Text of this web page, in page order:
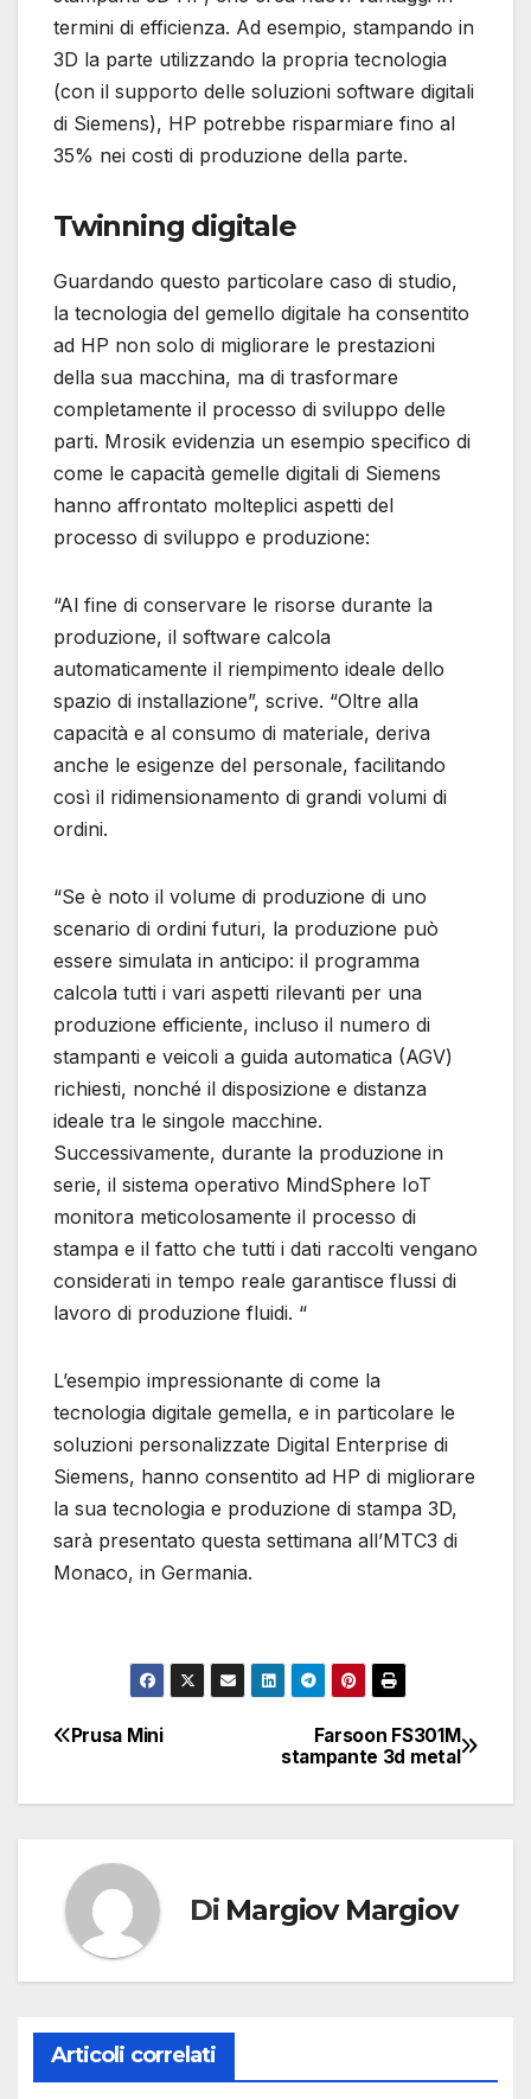
termini di efficienza. Ad esempio, stampando in
3D la parte utilizzando la propria tecnologia
(con il supporto delle soluzioni software digitali
di Siemens), HP potrebbe risparmiare fino al
35% nei costi di produzione della parte.
Twinning digitale
Guardando questo particolare caso di studio,
la tecnologia del gemello digitale ha consentito
ad HP non solo di migliorare le prestazioni
della sua macchina, ma di trasformare
completamente il processo di sviluppo delle
parti. Mrosik evidenzia un esempio specifico di
come le capacità gemelle digitali di Siemens
hanno affrontato molteplici aspetti del
processo di sviluppo e produzione:
“Al fine di conservare le risorse durante la
produzione, il software calcola
automaticamente il riempimento ideale dello
spazio di installazione”, scrive. “Oltre alla
capacità e al consumo di materiale, deriva
anche le esigenze del personale, facilitando
così il ridimensionamento di grandi volumi di
ordini.
“Se è noto il volume di produzione di uno
scenario di ordini futuri, la produzione può
essere simulata in anticipo: il programma
calcola tutti i vari aspetti rilevanti per una
produzione efficiente, incluso il numero di
stampanti e veicoli a guida automatica (AGV)
richiesti, nonché il disposizione e distanza
ideale tra le singole macchine.
Successivamente, durante la produzione in
serie, il sistema operativo MindSphere IoT
monitora meticolosamente il processo di
stampa e il fatto che tutti i dati raccolti vengano
considerati in tempo reale garantisce flussi di
lavoro di produzione fluidi. “
L’esempio impressionante di come la
tecnologia digitale gemella, e in particolare le
soluzioni personalizzate Digital Enterprise di
Siemens, hanno consentito ad HP di migliorare
la sua tecnologia e produzione di stampa 3D,
sarà presentato questa settimana all’MTC3 di
Monaco, in Germania.
Navigazione
articoli
Farsoon FS301M
stampante 3d metal
Prusa Mini
Di Margiov Margiov
Articoli correlati